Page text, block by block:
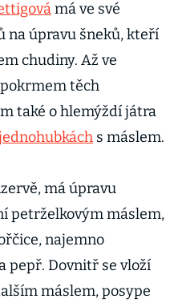
má ve své
na úpravu šneků, kteří
chudiny. Až ve
těch
také o hlemýždí játra
s máslem.
má úpravu
petrželkovým máslem,
najemno
pepř. Dovnitř se vloží
máslem, posype